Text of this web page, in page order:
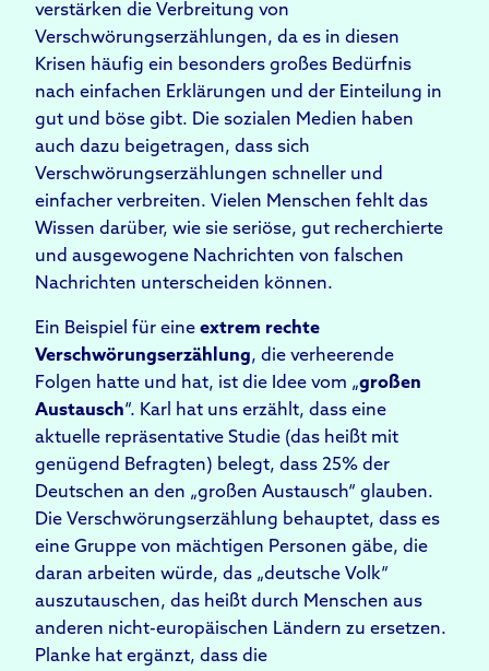
verstärken die Verbreitung von
Verschwörungserzählungen, da es in diesen
Krisen häufig ein besonders großes Bedürfnis
nach einfachen Erklärungen und der Einteilung in
gut und böse gibt. Die sozialen Medien haben
auch dazu beigetragen, dass sich
Verschwörungserzählungen schneller und
einfacher verbreiten. Vielen Menschen fehlt das
Wissen darüber, wie sie seriöse, gut recherchierte
und ausgewogene Nachrichten von falschen
Nachrichten unterscheiden können.
Ein Beispiel für eine extrem rechte
Verschwörungserzählung, die verheerende
Folgen hatte und hat, ist die Idee vom „großen
Austausch“. Karl hat uns erzählt, dass eine
aktuelle repräsentative Studie (das heißt mit
genügend Befragten) belegt, dass 25% der
Deutschen an den „großen Austausch“ glauben.
Die Verschwörungserzählung behauptet, dass es
eine Gruppe von mächtigen Personen gäbe, die
daran arbeiten würde, das „deutsche Volk“
auszutauschen, das heißt durch Menschen aus
anderen nicht-europäischen Ländern zu ersetzen.
Planke hat ergänzt, dass die